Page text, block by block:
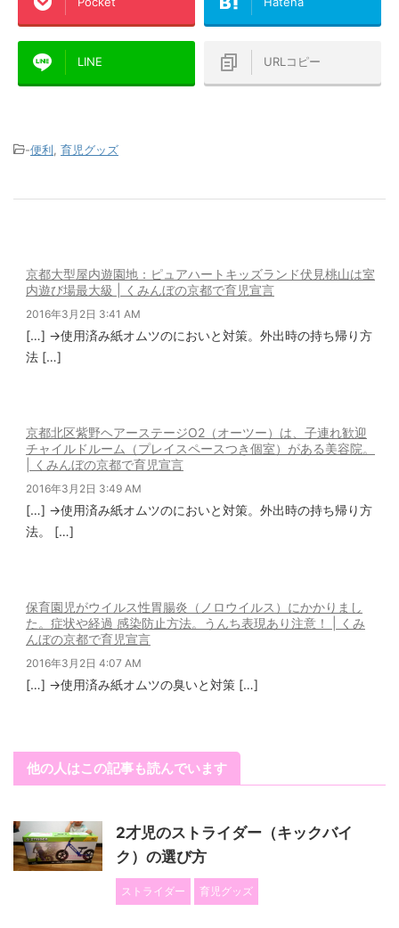
LINE URLコピー
-便利, 育児グッズ
京都大型屋内遊園地：ピュアハートキッズランド伏見桃山は室
内遊び場最大級 | くみんぼの京都で育児宣言
2016年3月2日 3:41 AM
[…] →使用済み紙オムツのにおいと対策。外出時の持ち帰り方
法 […]
京都北区紫野ヘアーステージO2（オーツー）は、子連れ歓迎
チャイルドルーム（プレイスペースつき個室）がある美容院。
| くみんぼの京都で育児宣言
2016年3月2日 3:49 AM
[…] →使用済み紙オムツのにおいと対策。外出時の持ち帰り方
法。 […]
保育園児がウイルス性胃腸炎（ノロウイルス）にかかりまし
た。症状や経過 感染防止方法。うんち表現あり注意！ | くみ
んぼの京都で育児宣言
2016年3月2日 4:07 AM
[…] →使用済み紙オムツの臭いと対策 […]
他の人はこの記事も読んでいます
2才児のストライダー（キックバイ
ク）の選び方
ストライダー 育児グッズ